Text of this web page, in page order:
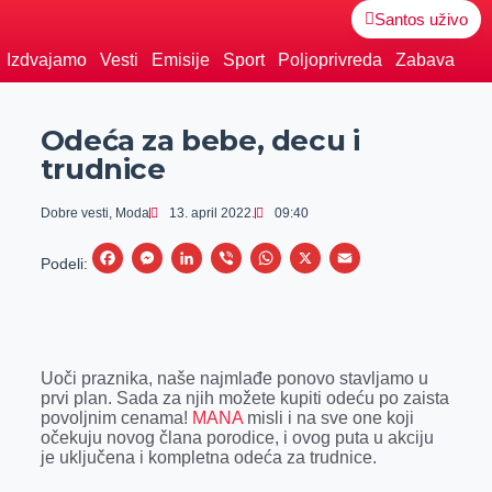
Santos uživo
Izdvajamo Vesti Emisije Sport Poljoprivreda Zabava
Odeća za bebe, decu i
trudnice
Dobre vesti, Moda 13. april 2022. 09:40
Podeli:
F
b
o
o
M
e
n
g
L
e
d
I
V
r
W
s
A
p
X
E
l
Uoči praznika, naše najmlađe ponovo stavljamo u
prvi plan. Sada za njih možete kupiti odeću po zaista
povoljnim cenama! MANA misli i na sve one koji
očekuju novog člana porodice, i ovog puta u akciju
je uključena i kompletna odeća za trudnice.